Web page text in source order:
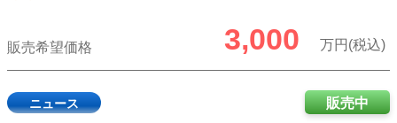
販売希望価格 3,000 万円(税込)
ニュース 販売中